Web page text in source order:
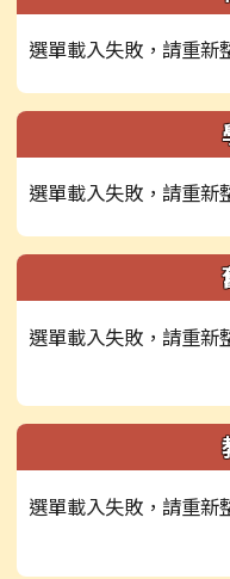
選單載入失敗，請重新
選單載入失敗，請重新
選單載入失敗，請重新
選單載入失敗，請重新